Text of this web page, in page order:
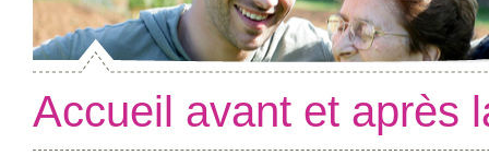
Accueil avant et après